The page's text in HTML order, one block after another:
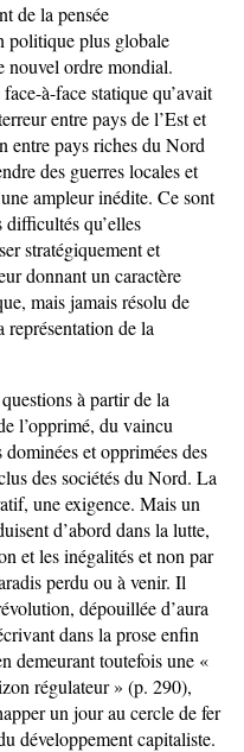
de la pensée
politique plus globale
nouvel ordre mondial.
à-face statique qu’avait
entre pays de l’Est et
entre pays riches du Nord
des guerres locales et
ampleur inédite. Ce sont
difficultés qu’elles
stratégiquement et
donnant un caractère
mais jamais résolu de
représentation de la
à partir de la
l’opprimé, du vaincu
dominées et opprimées des
des sociétés du Nord. La
une exigence. Mais un
d’abord dans la lutte,
et les inégalités et non par
perdu ou à venir. Il
dépouillée d’aura
dans la prose enfin
demeurant toutefois une «
régulateur » (p. 290),
un jour au cercle de fer
développement capitaliste.